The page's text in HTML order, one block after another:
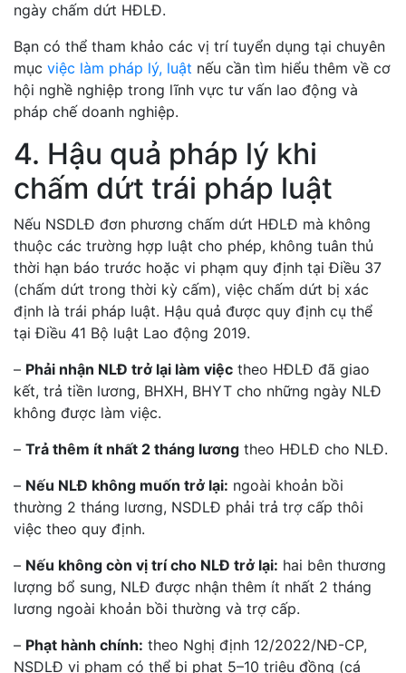
ngày chấm dứt HĐLĐ.
Bạn có thể tham khảo các vị trí tuyển dụng tại chuyên
mục việc làm pháp lý, luật nếu cần tìm hiểu thêm về cơ
hội nghề nghiệp trong lĩnh vực tư vấn lao động và
pháp chế doanh nghiệp.
4. Hậu quả pháp lý khi
chấm dứt trái pháp luật
Nếu NSDLĐ đơn phương chấm dứt HĐLĐ mà không
thuộc các trường hợp luật cho phép, không tuân thủ
thời hạn báo trước hoặc vi phạm quy định tại Điều 37
(chấm dứt trong thời kỳ cấm), việc chấm dứt bị xác
định là trái pháp luật. Hậu quả được quy định cụ thể
tại Điều 41 Bộ luật Lao động 2019.
– Phải nhận NLĐ trở lại làm việc theo HĐLĐ đã giao
kết, trả tiền lương, BHXH, BHYT cho những ngày NLĐ
không được làm việc.
– Trả thêm ít nhất 2 tháng lương theo HĐLĐ cho NLĐ.
– Nếu NLĐ không muốn trở lại: ngoài khoản bồi
thường 2 tháng lương, NSDLĐ phải trả trợ cấp thôi
việc theo quy định.
– Nếu không còn vị trí cho NLĐ trở lại: hai bên thương
lượng bổ sung, NLĐ được nhận thêm ít nhất 2 tháng
lương ngoài khoản bồi thường và trợ cấp.
– Phạt hành chính: theo Nghị định 12/2022/NĐ-CP,
NSDLĐ vi phạm có thể bị phạt 5–10 triệu đồng (cá